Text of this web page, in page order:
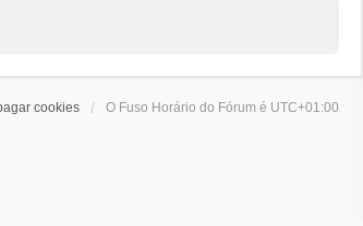
cookies O Fuso Horário do Fórum é UTC+01:00